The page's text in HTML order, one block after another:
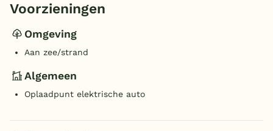
Voorzieningen
Omgeving
Aan zee/strand
Algemeen
Oplaadpunt elektrische auto